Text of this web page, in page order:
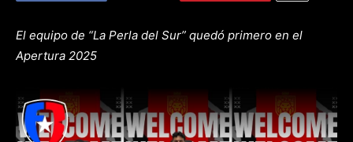
El equipo de “La Perla del Sur” quedó primero en el
Apertura 2025